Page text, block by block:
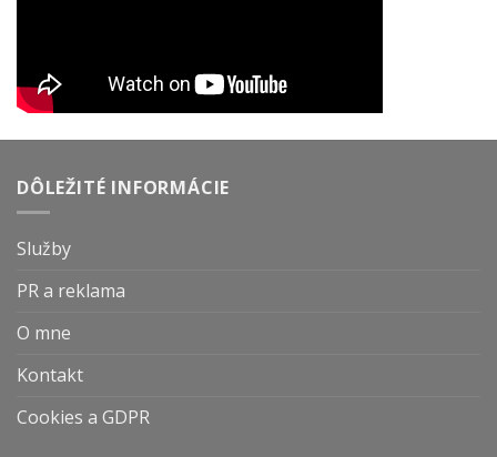
DÔLEŽITÉ INFORMÁCIE
Služby
PR a reklama
O mne
Kontakt
Cookies a GDPR